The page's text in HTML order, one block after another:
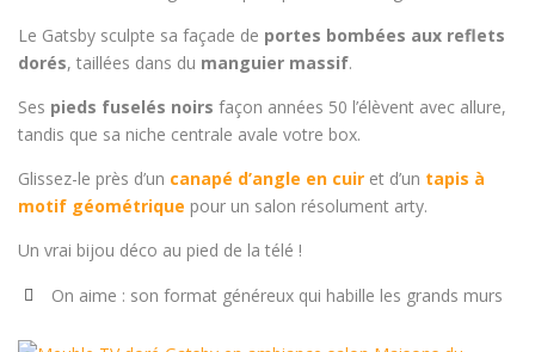
Le Gatsby sculpte sa façade de portes bombées aux reflets
dorés, taillées dans du manguier massif.
Ses pieds fuselés noirs façon années 50 l’élèvent avec allure,
tandis que sa niche centrale avale votre box.
Glissez-le près d’un canapé d’angle en cuir et d’un tapis à
motif géométrique pour un salon résolument arty.
Un vrai bijou déco au pied de la télé !
On aime : son format généreux qui habille les grands murs